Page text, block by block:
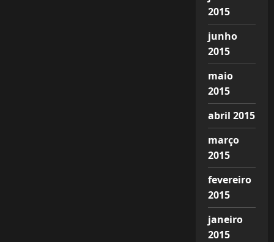
2015
junho
2015
maio
2015
abril 2015
março
2015
fevereiro
2015
janeiro
2015